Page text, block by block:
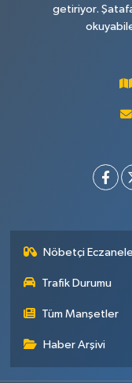
getiriyor.
Nöbetçi
Trafik Durumu
Tüm Manşetler
Haber Arşivi